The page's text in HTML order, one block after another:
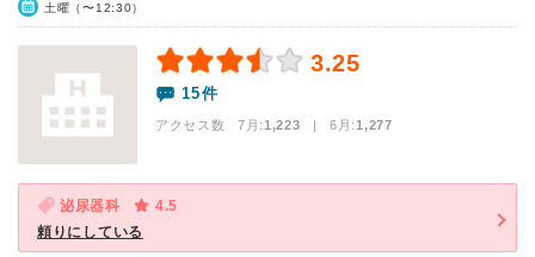
土曜（〜12:30）
3.25
15件
アクセス数 7月:1,223 | 6月:1,277
泌尿器科
4.5
頼りにしている